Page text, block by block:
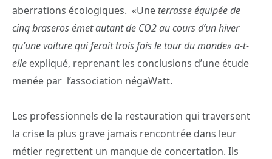
aberrations écologiques. «Une terrasse équipée de
cinq braseros émet autant de CO2 au cours d’un hiver
qu’une voiture qui ferait trois fois le tour du monde» a-t-
elle expliqué, reprenant les conclusions d’une étude
menée par l’association négaWatt.
Les professionnels de la restauration qui traversent
la crise la plus grave jamais rencontrée dans leur
métier regrettent un manque de concertation. Ils